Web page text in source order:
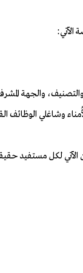
والجهة
وشاغلي الوظائف